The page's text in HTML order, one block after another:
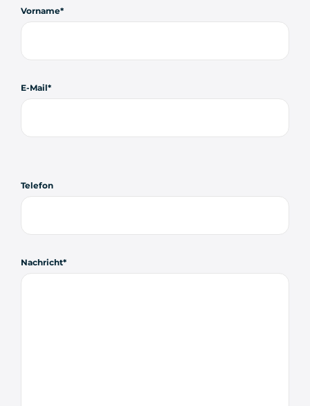
Vorname
E-Mail
Telefon
Nachricht